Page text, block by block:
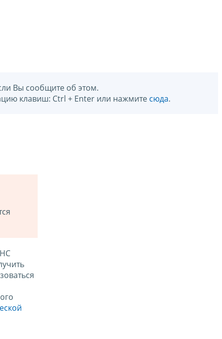
Вы сообщите об этом.
клавиш: Ctrl + Enter или нажмите сюда.